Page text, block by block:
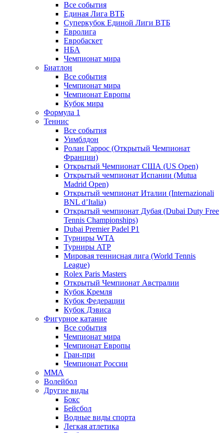
Все события
Единая Лига ВТБ
Суперкубок Единой Лиги ВТБ
Евролига
Евробаскет
НБА
Чемпионат мира
Биатлон
Все события
Чемпионат мира
Чемпионат Европы
Кубок мира
Формула 1
Теннис
Все события
Уимблдон
Ролан Гаррос (Открытый Чемпионат
Франции)
Открытый Чемпионат США (US Open)
Открытый чемпионат Испании (Mutua
Madrid Open)
Открытый чемпионат Италии (Internazionali
BNL d’Italia)
Открытый чемпионат Дубая (Dubai Duty Free
Tennis Championships)
Dubai Premier Padel P1
Турниры WTA
Турниры ATP
Мировая теннисная лига (World Tennis
League)
Rolex Paris Masters
Открытый Чемпионат Австралии
Кубок Кремля
Кубок Федерации
Кубок Дэвиса
Фигурное катание
Все события
Чемпионат мира
Чемпионат Европы
Гран-при
Чемпионат России
MMA
Волейбол
Другие виды
Бокс
Бейсбол
Водные виды спорта
Легкая атлетика